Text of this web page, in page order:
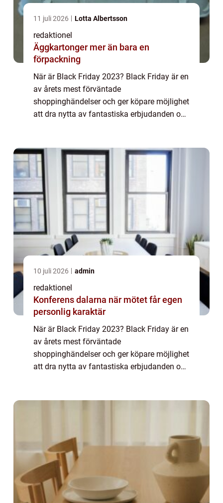
11 juli 2026 Lotta Albertsson
redaktionel
Äggkartonger mer än bara en
förpackning
När är Black Friday 2023? Black Friday är en
av årets mest förväntade
shoppinghändelser och ger köpare möjlighet
att dra nytta av fantastiska erbjudanden och
r...
10 juli 2026 admin
redaktionel
Konferens dalarna när mötet får egen
personlig karaktär
När är Black Friday 2023? Black Friday är en
av årets mest förväntade
shoppinghändelser och ger köpare möjlighet
att dra nytta av fantastiska erbjudanden och